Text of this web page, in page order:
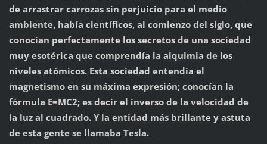
de arrastrar carrozas sin perjuicio para el medio
ambiente, había científicos, al comienzo del siglo, que
conocían perfectamente los secretos de una sociedad
muy esotérica que comprendía la alquimia de los
niveles atómicos. Esta sociedad entendía el
magnetismo en su máxima expresión; conocían la
fórmula E=MC2; es decir el inverso de la velocidad de
la luz al cuadrado. Y la entidad más brillante y astuta
de esta gente se llamaba Tesla.